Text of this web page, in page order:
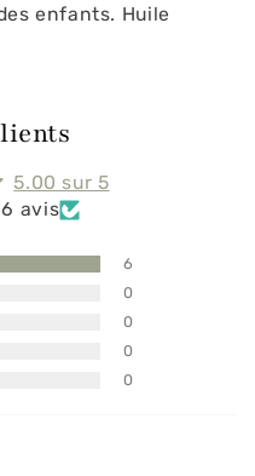
enfants. Huile
5.00 sur 5
avis
6
0
0
0
0